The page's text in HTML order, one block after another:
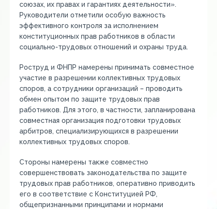
союзах, их правах и гарантиях деятельности».
Руководители отметили особую важность
эффективного контроля за исполнением
конституционных прав работников в области
социально-трудовых отношений и охраны труда.
Роструд и ФНПР намерены принимать совместное
участие в разрешении коллективных трудовых
споров, а сотрудники организаций – проводить
обмен опытом по защите трудовых прав
работников. Для этого, в частности, запланирована
совместная организация подготовки трудовых
арбитров, специализирующихся в разрешении
коллективных трудовых споров.
Стороны намерены также совместно
совершенствовать законодательства по защите
трудовых прав работников, оперативно приводить
его в соответствие с Конституцией РФ,
общепризнанными принципами и нормами